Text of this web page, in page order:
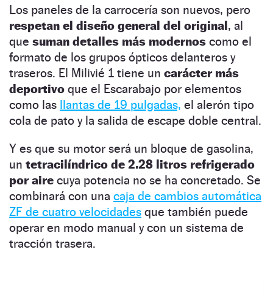
Los paneles de la carrocería son nuevos, pero
respetan el diseño general del original, al
que suman detalles más modernos como el
formato de los grupos ópticos delanteros y
traseros. El Milivié 1 tiene un carácter más
deportivo que el Escarabajo por elementos
como las llantas de 19 pulgadas, el alerón tipo
cola de pato y la salida de escape doble central.
Y es que su motor será un bloque de gasolina,
un tetracilíndrico de 2.28 litros refrigerado
por aire cuya potencia no se ha concretado. Se
combinará con una caja de cambios automática
ZF de cuatro velocidades que también puede
operar en modo manual y con un sistema de
tracción trasera.